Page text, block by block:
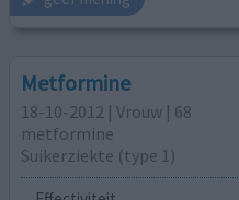
Metformine
18-10-2012 | Vrouw | 68
metformine
Suikerziekte (type 1)